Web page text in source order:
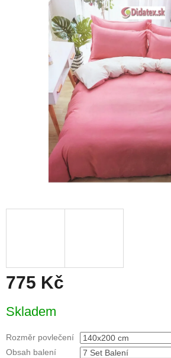
775 Kč
cena:
Skladem
Rozměr povlečení
Obsah balení